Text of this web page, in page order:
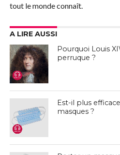
tout le monde connaît.
A LIRE AUSSI
Pourquoi Louis
perruque ?
Est-il plus
masques ?